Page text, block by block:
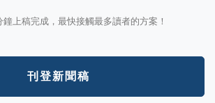
上稿完成，最快接觸最多讀者的方案！
刊登新聞稿